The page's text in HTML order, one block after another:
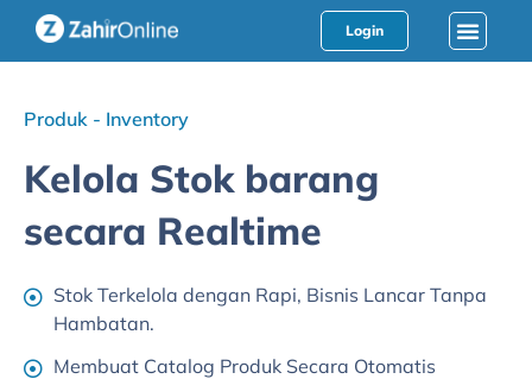
Login
Produk - Inventory
Kelola Stok barang
secara Realtime
Stok Terkelola dengan Rapi, Bisnis Lancar Tanpa
Hambatan.
Membuat Catalog Produk Secara Otomatis